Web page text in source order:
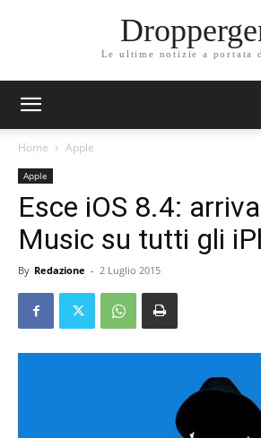
Le ultime notizie a portata
Home Apple
Apple
Esce iOS 8.4:
Music su tutti gli
By Redazione - 2 Luglio 2015